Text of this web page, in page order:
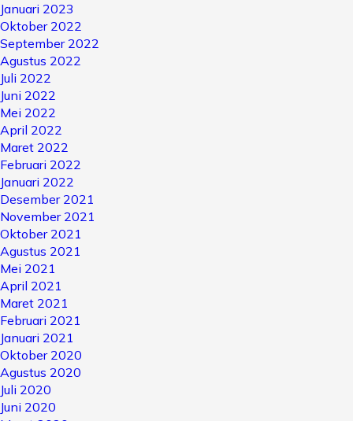
Januari 2023
Oktober 2022
September 2022
Agustus 2022
Juli 2022
Juni 2022
Mei 2022
April 2022
Maret 2022
Februari 2022
Januari 2022
Desember 2021
November 2021
Oktober 2021
Agustus 2021
Mei 2021
April 2021
Maret 2021
Februari 2021
Januari 2021
Oktober 2020
Agustus 2020
Juli 2020
Juni 2020